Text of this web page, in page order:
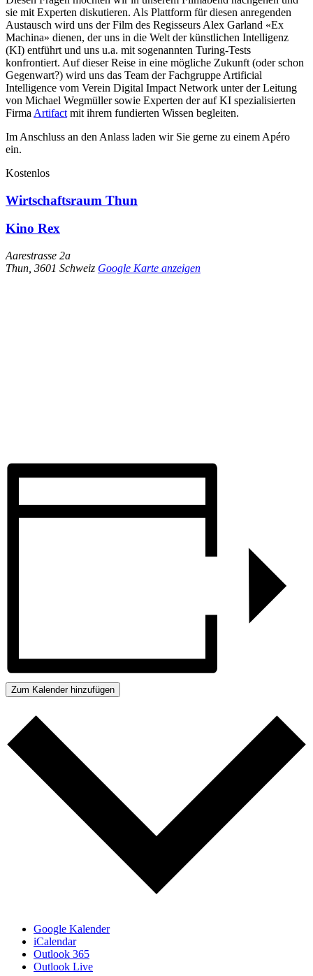
sie mit Experten diskutieren. Als Plattform für diesen anregenden
Austausch wird uns der Film des Regisseurs Alex Garland «Ex
Machina» dienen, der uns in die Welt der künstlichen Intelligenz
(KI) entführt und uns u.a. mit sogenannten Turing-Tests
konfrontiert. Auf dieser Reise in eine mögliche Zukunft (oder schon
Gegenwart?) wird uns das Team der Fachgruppe Artificial
Intelligence vom Verein Digital Impact Network unter der Leitung
von Michael Wegmüller sowie Experten der auf KI spezialisierten
Firma Artifact mit ihrem fundierten Wissen begleiten.
Im Anschluss an den Anlass laden wir Sie gerne zu einem Apéro
ein.
Kostenlos
Wirtschaftsraum Thun
Kino Rex
Aarestrasse 2a
Thun 3601 Schweiz Google Karte anzeigen
Zum Kalender hinzufügen
Google Kalender
iCalendar
Outlook 365
Outlook Live